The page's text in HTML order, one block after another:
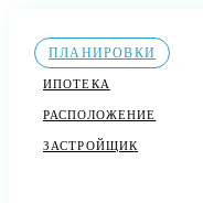
ПЛАНИРОВКИ
ИПОТЕКА
РАСПОЛОЖЕНИЕ
ЗАСТРОЙЩИК